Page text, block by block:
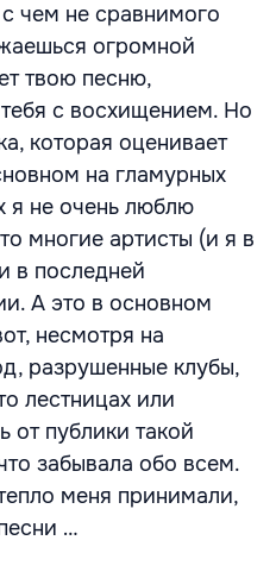
чем не сравнимого
огромной
твою песню,
с восхищением. Но
которая оценивает
на гламурных
я не очень люблю
многие артисты (и я в
в последней
А это в основном
несмотря на
разрушенные клубы,
лестницах или
от публики такой
забывала обо всем.
меня принимали,
…